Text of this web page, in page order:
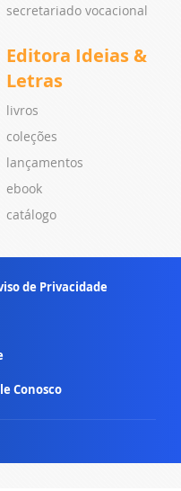
secretariado vocacional
Editora Ideias &
Letras
livros
coleções
lançamentos
ebook
catálogo
de Privacidade
Conosco